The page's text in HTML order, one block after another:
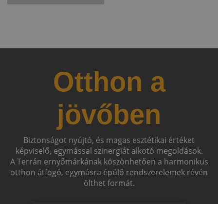
Otthon a
jövőben
Biztonságot nyújtó, és magas esztétikai értéket
képviselő, egymással szinergiát alkotó megoldások.
A Terrán ernyőmárkának köszönhetően a harmonikus
otthon átfogó, egymásra épülő rendszerelemek révén
ölthet formát.